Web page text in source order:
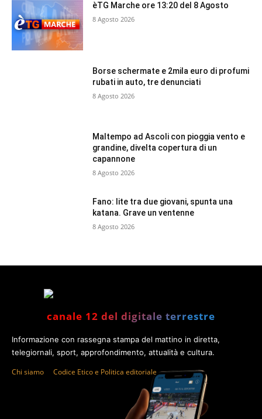
èTG Marche ore 13:20 del 8 Agosto
8 Agosto 2026
Borse schermate e 2mila euro di profumi
rubati in auto, tre denunciati
8 Agosto 2026
Maltempo ad Ascoli con pioggia vento e
grandine, divelta copertura di un
capannone
8 Agosto 2026
Fano: lite tra due giovani, spunta una
katana. Grave un ventenne
8 Agosto 2026
canale 12 del digitale terrestre
Informazione con rassegna stampa del mattino in diretta,
telegiornali, sport, approfondimento, attualità e cultura.
Chi siamo Codice Etico e Politica editoriale